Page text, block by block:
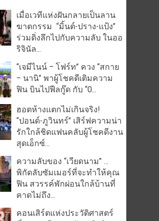
เมื่อเวทีแห่งฝันกลายเป็นลาน
ฆาตกรรม “มิ้นต์-ปราง-แป้ง”
ร่วมดิ่งลึกไปกับความลับ ในออ
ริจินัล...
“เจมีไนน์ – โฟร์ท” ควง “สกาย
– นานิ” พาผู้โชคดีเติมความ
ฟิน บินไปฟีลกู๊ด กับ “O...
ฮอตห้างแตกไม่เกินจริง!
“ปอนด์-ภูวินทร์” เสิร์ฟความน่า
รักใกล้ชิดแฟนคลับผู้โชคดีงาน
สุดเอ็กซ์...
ความลับของ “เวียดนาม” …
พิกัดลับซัมเมอร์ที่จะทำให้คุณ
ฟิน สวรรค์พักผ่อนใกล้บ้านที่
คาดไม่ถึง...
คอนเสิร์ตแห่งประวัติศาสตร์